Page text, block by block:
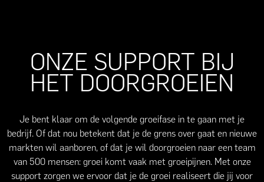
ONZE SUPPORT BIJ
HET DOORGROEIEN
Je bent klaar om de volgende groeifase in te gaan met je
bedrijf. Of dat nou betekent dat je de grens over gaat en nieuwe
markten wil aanboren, of dat je wil doorgroeien naar een team
van 500 mensen: groei komt vaak met groeipijnen. Met onze
support zorgen we ervoor dat je de groei realiseert die jij voor